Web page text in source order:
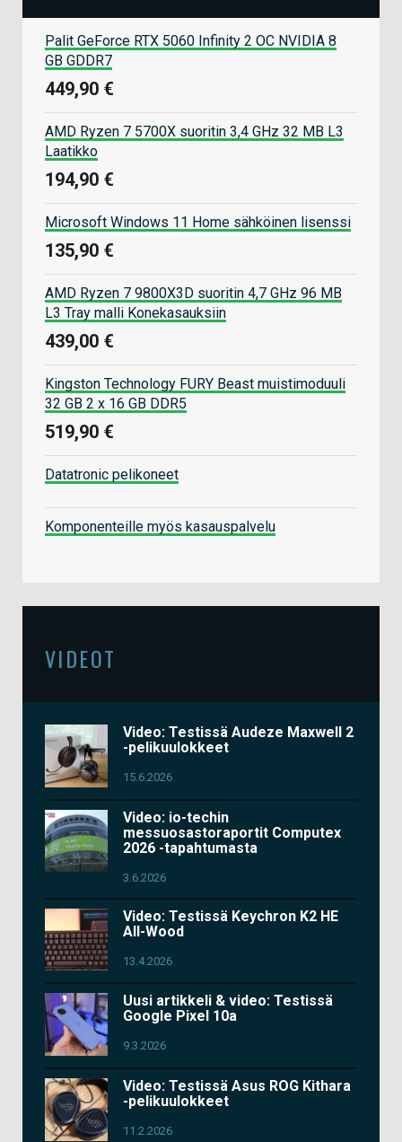
Palit GeForce RTX 5060 Infinity 2 OC NVIDIA 8
GB GDDR7
449,90 €
AMD Ryzen 7 5700X suoritin 3,4 GHz 32 MB L3
Laatikko
194,90 €
Microsoft Windows 11 Home sähköinen lisenssi
135,90 €
AMD Ryzen 7 9800X3D suoritin 4,7 GHz 96 MB
L3 Tray malli Konekasauksiin
439,00 €
Kingston Technology FURY Beast muistimoduuli
32 GB 2 x 16 GB DDR5
519,90 €
Datatronic pelikoneet
Komponenteille myös kasauspalvelu
VIDEOT
Video: Testissä Audeze Maxwell 2
-pelikuulokkeet
15.6.2026
Video: io-techin
messuosastoraportit Computex
2026 -tapahtumasta
3.6.2026
Video: Testissä Keychron K2 HE
All-Wood
13.4.2026
Uusi artikkeli & video: Testissä
Google Pixel 10a
9.3.2026
Video: Testissä Asus ROG Kithara
-pelikuulokkeet
11.2.2026